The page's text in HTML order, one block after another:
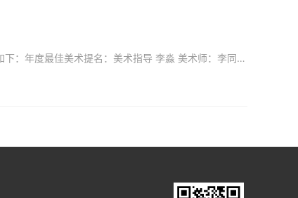
《我不是药神》获得首届中国（白沙）影视工业电影周9项提名，获提名荣誉的所有幕后英雄名单如下：年度最佳美术提名：美术指导 李淼 美术师：李同副美术：常鹭、张朋美术助理：章俊丽、刘晨、李帅造型设